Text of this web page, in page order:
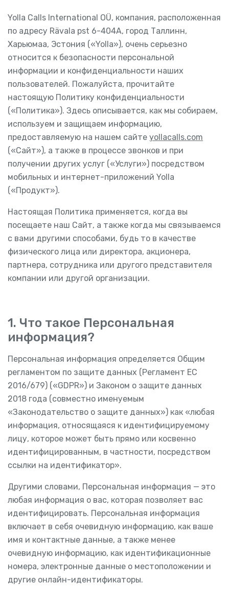
Yolla Calls International OÜ, компания, расположенная
по адресу Rävala pst 6-404A, город Таллинн,
Харьюмаа, Эстония («Yolla»), очень серьезно
относится к безопасности персональной
информации и конфиденциальности наших
пользователей. Пожалуйста, прочитайте
настоящую Политику конфиденциальности
(«Политика»). Здесь описывается, как мы собираем,
используем и защищаем информацию,
предоставляемую на нашем сайте yollacalls.com
(«Сайт»), а также в процессе звонков и при
получении других услуг («Услуги») посредством
мобильных и интернет-приложений Yolla
(«Продукт»).
Настоящая Политика применяется, когда вы
посещаете наш Сайт, а также когда мы связываемся
с вами другими способами, будь то в качестве
физического лица или директора, акционера,
партнера, сотрудника или другого представителя
компании или другой организации.
1. Что такое Персональная
информация?
Персональная информация определяется Общим
регламентом по защите данных (Регламент ЕС
2016/679) («GDPR») и Законом о защите данных
2018 года (совместно именуемым
«Законодательство о защите данных») как «любая
информация, относящаяся к идентифицируемому
лицу, которое может быть прямо или косвенно
идентифицированным, в частности, посредством
ссылки на идентификатор».
Другими словами, Персональная информация — это
любая информация о вас, которая позволяет вас
идентифицировать. Персональная информация
включает в себя очевидную информацию, как ваше
имя и контактные данные, а также менее
очевидную информацию, как идентификационные
номера, электронные данные о местоположении и
другие онлайн-идентификаторы.